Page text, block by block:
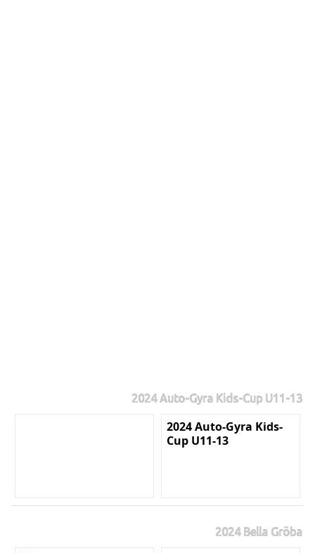
2024 Auto-Gyra Kids-Cup U11-13
2024 Auto-Gyra Kids-
Cup U11-13
2024 Bella Gröba